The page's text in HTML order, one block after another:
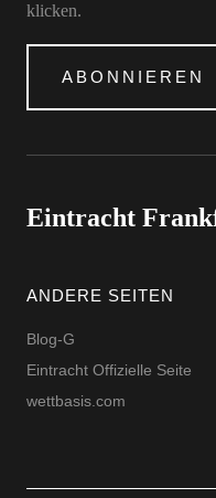
klicken.
ABONNIEREN
Eintracht
ANDERE SEITEN
Blog-G
Eintracht Offizielle Seite
wettbasis.com